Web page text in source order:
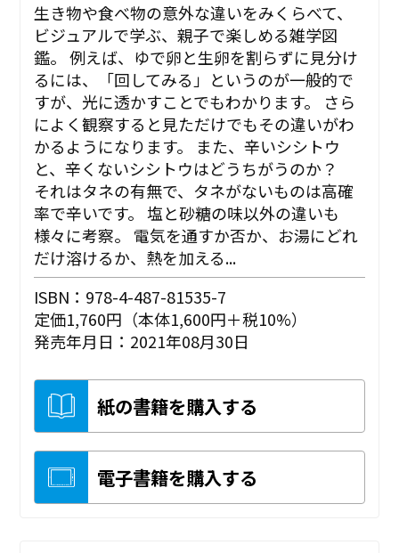
生き物や食べ物の意外な違いをみくらべて、
ビジュアルで学ぶ、親子で楽しめる雑学図
鑑。 例えば、ゆで卵と生卵を割らずに見分け
るには、「回してみる」というのが一般的で
すが、光に透かすことでもわかります。 さら
によく観察すると見ただけでもその違いがわ
かるようになります。 また、辛いシシトウ
と、辛くないシシトウはどうちがうのか？
それはタネの有無で、タネがないものは高確
率で辛いです。 塩と砂糖の味以外の違いも
様々に考察。 電気を通すか否か、お湯にどれ
だけ溶けるか、熱を加える...
ISBN：978-4-487-81535-7
定価1,760円（本体1,600円＋税10%）
発売年月日：2021年08月30日
紙の書籍を購入する
電子書籍を購入する